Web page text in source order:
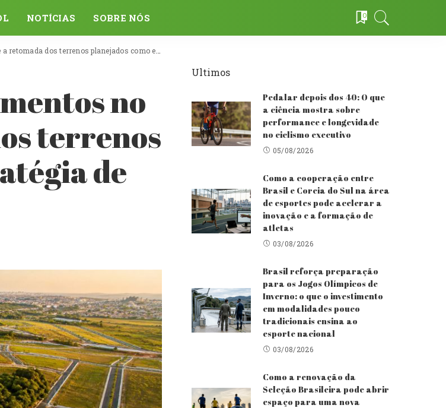
NOTÍCIAS SOBRE NÓS 0
terrenos planejados como estratégia de investimento
no
terrenos
de
Ultimos
Pedalar depois dos 40: O que
a ciência mostra sobre
performance e longevidade
no ciclismo executivo
05/08/2026
Como a cooperação entre
Brasil e Coreia do Sul na área
de esportes pode acelerar a
inovação e a formação de
atletas
03/08/2026
Brasil reforça preparação
para os Jogos Olímpicos de
Inverno: o que o investimento
em modalidades pouco
tradicionais ensina ao
esporte nacional
03/08/2026
Como a renovação da
Seleção Brasileira pode abrir
espaço para uma nova